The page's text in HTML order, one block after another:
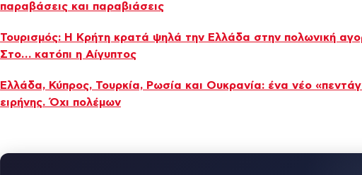
παραβάσεις και παραβιάσεις
Τουρισμός: Η Κρήτη κρατά ψηλά την Ελλάδα στην πολωνική
Στο… κατόπι η Αίγυπτος
Ελλάδα, Κύπρος, Τουρκία, Ρωσία και Ουκρανία: ένα νέο
ειρήνης. Όχι πολέμων